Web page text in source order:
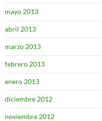
mayo 2013
abril 2013
marzo 2013
febrero 2013
enero 2013
diciembre 2012
noviembre 2012